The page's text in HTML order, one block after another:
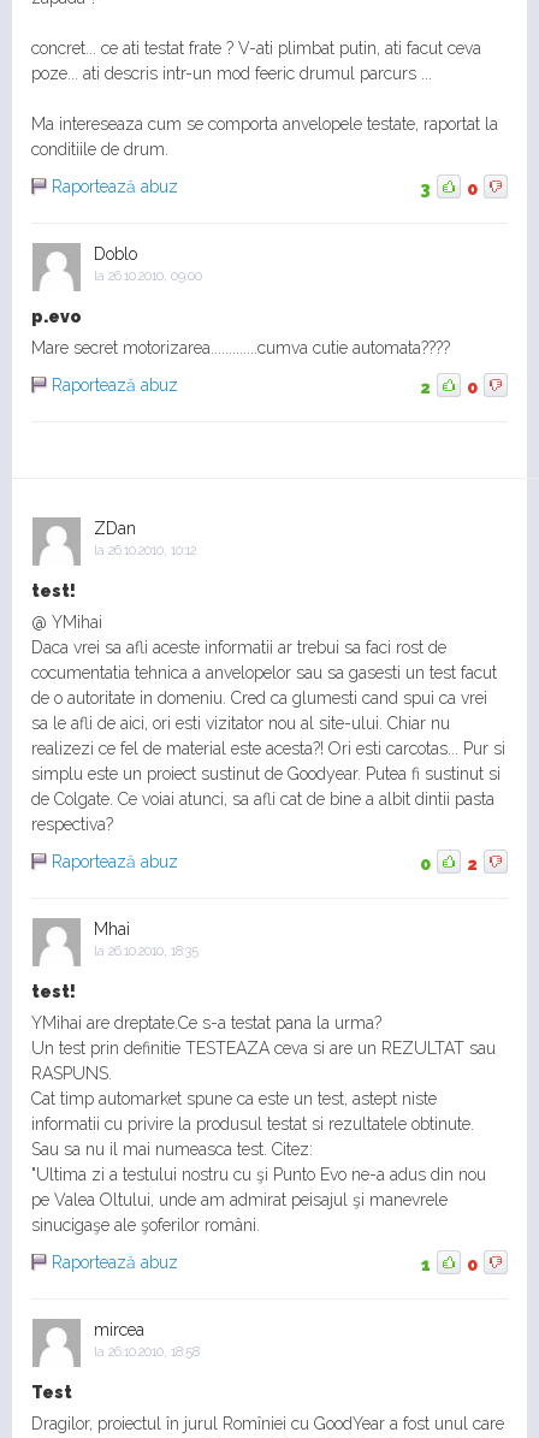
concret... ce ati testat frate ? V-ati plimbat putin, ati facut ceva
poze... ati descris intr-un mod feeric drumul parcurs ...
Ma intereseaza cum se comporta anvelopele testate, raportat la
conditiile de drum.
Raportează abuz
3 0
Doblo
la 26.10.2010, 09:00
p.evo
Mare secret motorizarea.............cumva cutie automata????
Raportează abuz
2 0
ZDan
la 26.10.2010, 10:12
test!
@ YMihai
Daca vrei sa afli aceste informatii ar trebui sa faci rost de
cocumentatia tehnica a anvelopelor sau sa gasesti un test facut
de o autoritate in domeniu. Cred ca glumesti cand spui ca vrei
sa le afli de aici, ori esti vizitator nou al site-ului. Chiar nu
realizezi ce fel de material este acesta?! Ori esti carcotas... Pur si
simplu este un proiect sustinut de Goodyear. Putea fi sustinut si
de Colgate. Ce voiai atunci, sa afli cat de bine a albit dintii pasta
respectiva?
Raportează abuz
0 2
Mhai
la 26.10.2010, 18:35
test!
YMihai are dreptate.Ce s-a testat pana la urma?
Un test prin definitie TESTEAZA ceva si are un REZULTAT sau
RASPUNS.
Cat timp automarket spune ca este un test, astept niste
informatii cu privire la produsul testat si rezultatele obtinute.
Sau sa nu il mai numeasca test. Citez:
"Ultima zi a testului nostru cu şi Punto Evo ne-a adus din nou
pe Valea Oltului, unde am admirat peisajul şi manevrele
sinucigaşe ale şoferilor români.
Raportează abuz
1 0
mircea
la 26.10.2010, 18:58
Test
Dragilor, proiectul în jurul Romîniei cu GoodYear a fost unul care